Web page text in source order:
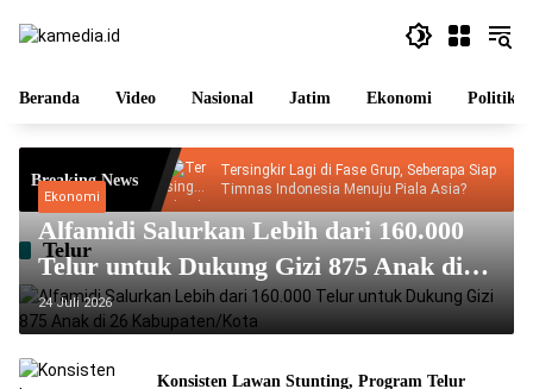
Beranda Video Nasional Jatim Ekonomi Politik
Breaking News
Doa
Tersingkir Lagi di Fase Grup, Seberapa Siap
Timnas Indonesia Menuju Piala Asia?
Telur
Ekonomi
Alfamidi Salurkan Lebih dari 160.000
Telur untuk Dukung Gizi 875 Anak di
26 Kabupaten/Kota
24 Juli 2026
Konsisten Lawan Stunting, Program Telur